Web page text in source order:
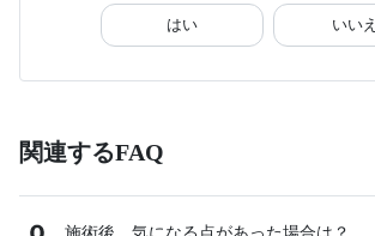
はい いいえ
関連するFAQ